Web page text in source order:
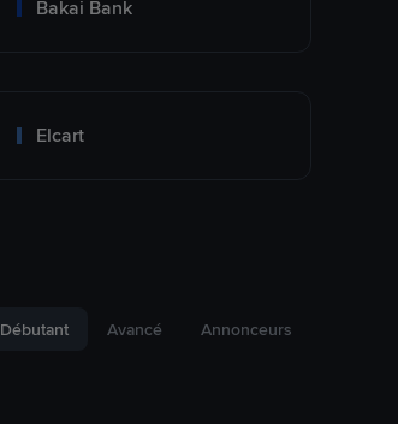
Bakai Bank
Elcart
Débutant Avancé Annonceurs